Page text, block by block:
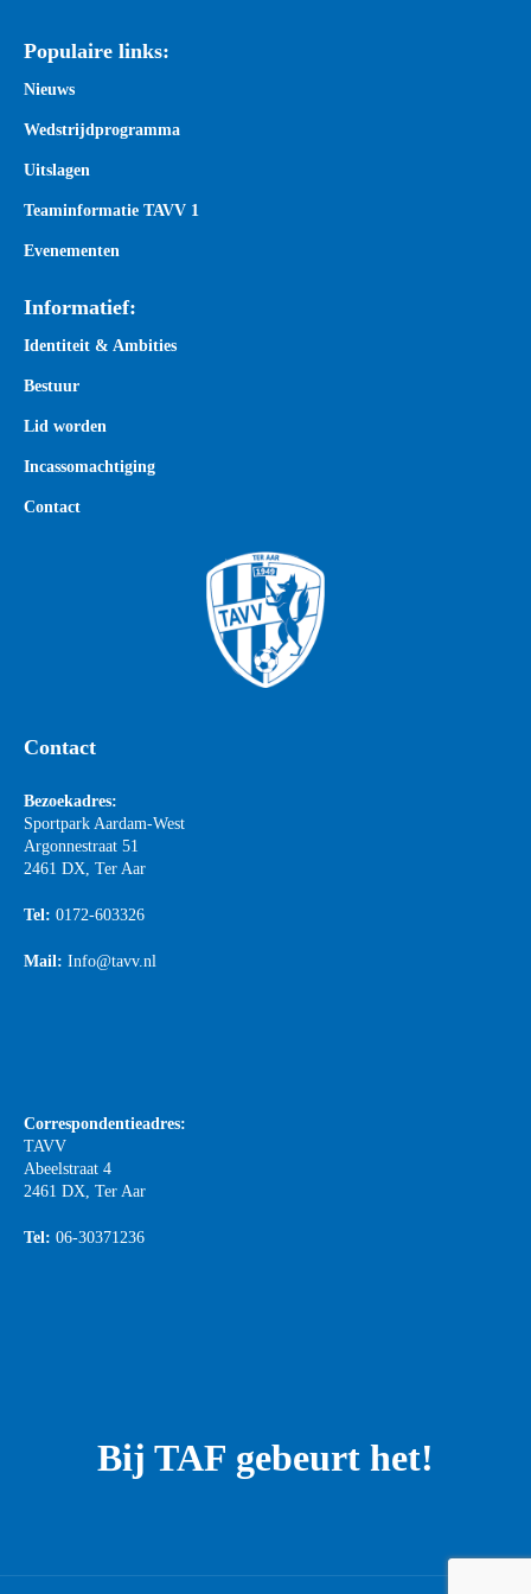
Populaire links:
Nieuws
Wedstrijdprogramma
Uitslagen
Teaminformatie TAVV 1
Evenementen
Informatief:
Identiteit & Ambities
Bestuur
Lid worden
Incassomachtiging
Contact
Contact
Bezoekadres:
Sportpark Aardam-West
Argonnestraat 51
2461 DX, Ter Aar
Tel: 0172-603326
Mail: Info@tavv.nl
Correspondentieadres:
TAVV
Abeelstraat 4
2461 DX, Ter Aar
Tel: 06-30371236
Bij TAF gebeurt het!